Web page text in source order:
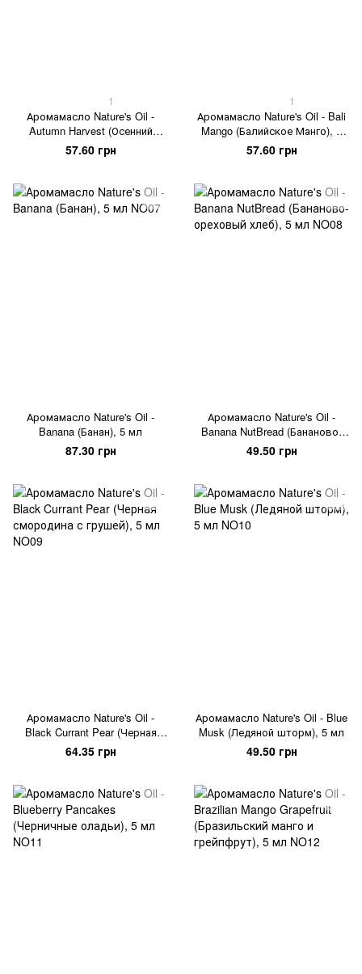
1
Аромамасло Nature's Oil -
Autumn Harvest (Осенний
урожай), 5 мл
57.60 грн
1
Аромамасло Nature's Oil - Bali
Mango (Балийское Манго), 5
мл
57.60 грн
Аромамасло Nature's Oil -
Banana (Банан), 5 мл
87.30 грн
Аромамасло Nature's Oil -
Banana NutBread (Бананово-
ореховый хлеб), 5 мл
49.50 грн
Аромамасло Nature's Oil -
Black Currant Pear (Черная
смородина с грушей), 5 мл
64.35 грн
Аромамасло Nature's Oil - Blue
Musk (Ледяной шторм), 5 мл
49.50 грн